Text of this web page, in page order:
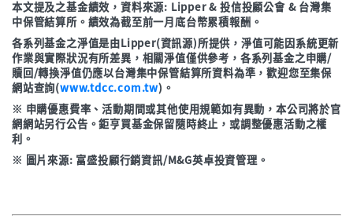
本文提及之基金績效，資料來源: Lipper & 投信投顧公會 & 台灣集
中保管結算所。績效為截至前一月底台幣累積報酬。
各系列基金之淨值是由Lipper(資訊源)所提供，淨值可能因系統更新
作業與實際狀況有所差異，相關淨值僅供參考，各系列基金之申購/
贖回/轉換淨值仍應以台灣集中保管結算所資料為準，歡迎您至集保
網站查詢(www.tdcc.com.tw)。
※ 申購優惠費率、活動期間或其他使用規範如有異動，本公司將於官
網網站另行公告。鉅亨買基金保留隨時終止，或調整優惠活動之權
利。
※ 圖片來源: 富盛投顧行銷資訊/M&G英卓投資管理。